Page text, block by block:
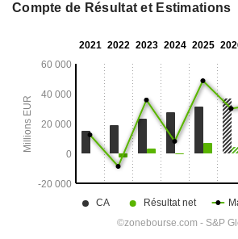
Compte de Résultat et Estimations